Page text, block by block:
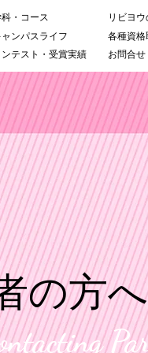
・コース
ンパスライフ
テスト・受賞実績
リビヨウ
各種資格
お問合せ
の方